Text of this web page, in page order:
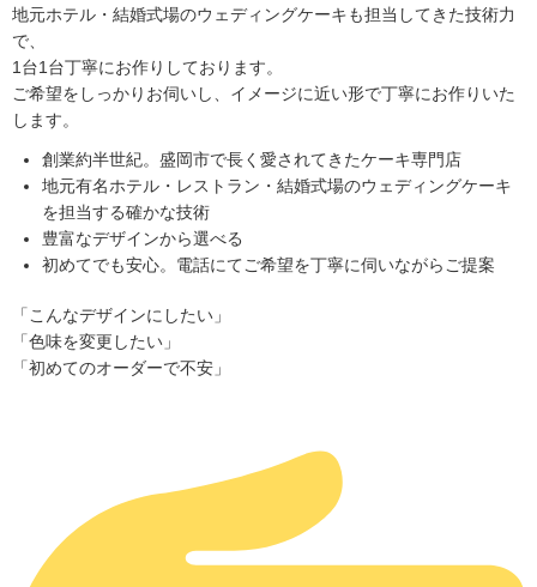
地元ホテル・結婚式場のウェディングケーキも担当してきた技術力
で、
1台1台丁寧にお作りしております。
ご希望をしっかりお伺いし、イメージに近い形で丁寧にお作りいた
します。
創業約半世紀。盛岡市で長く愛されてきたケーキ専門店
地元有名ホテル・レストラン・結婚式場のウェディングケーキ
を担当する確かな技術
豊富なデザインから選べる
初めてでも安心。電話にてご希望を丁寧に伺いながらご提案
「こんなデザインにしたい」
「色味を変更したい」
「初めてのオーダーで不安」